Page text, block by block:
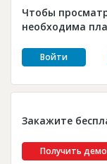
Платные услуги
Пресс-релизы
Чтобы
необходима
Войти
Закажите
Получить